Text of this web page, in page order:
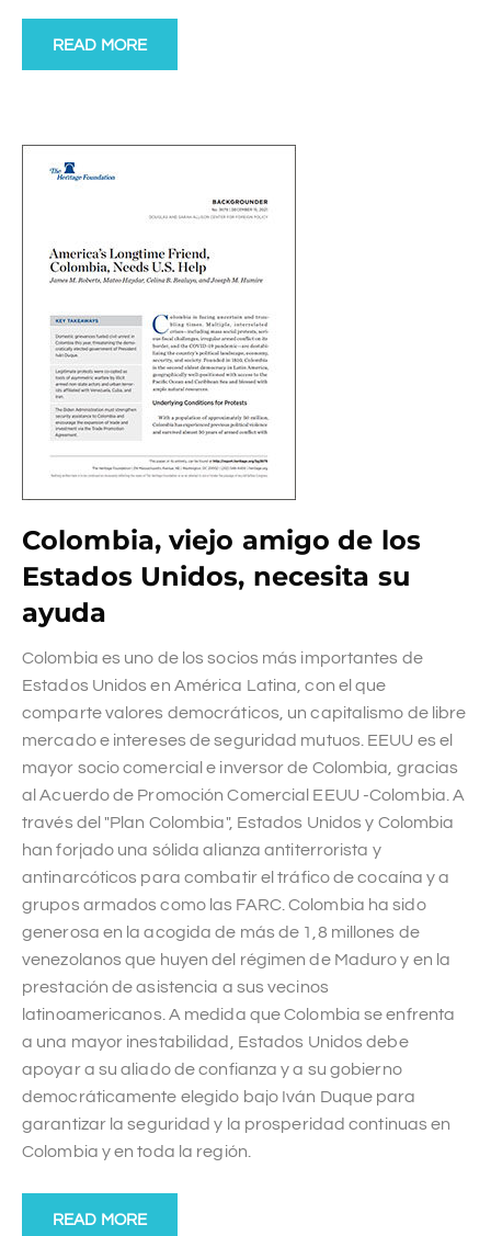
READ MORE
Colombia, viejo amigo de los
Estados Unidos, necesita su
ayuda
Colombia es uno de los socios más importantes de
Estados Unidos en América Latina, con el que
comparte valores democráticos, un capitalismo de libre
mercado e intereses de seguridad mutuos. EEUU es el
mayor socio comercial e inversor de Colombia, gracias
al Acuerdo de Promoción Comercial EEUU -Colombia. A
través del "Plan Colombia", Estados Unidos y Colombia
han forjado una sólida alianza antiterrorista y
antinarcóticos para combatir el tráfico de cocaína y a
grupos armados como las FARC. Colombia ha sido
generosa en la acogida de más de 1,8 millones de
venezolanos que huyen del régimen de Maduro y en la
prestación de asistencia a sus vecinos
latinoamericanos. A medida que Colombia se enfrenta
a una mayor inestabilidad, Estados Unidos debe
apoyar a su aliado de confianza y a su gobierno
democráticamente elegido bajo Iván Duque para
garantizar la seguridad y la prosperidad continuas en
Colombia y en toda la región.
READ MORE